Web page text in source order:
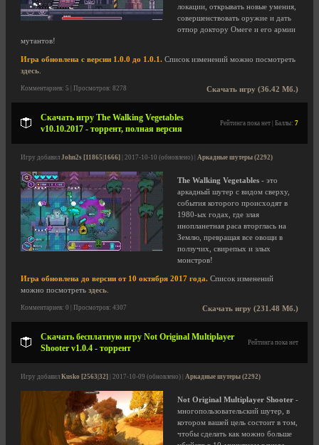
локации, открывать новые умения,
совершенствовать оружие и дать
отпор доктору Омеге и его армии
мутантов!
Игра обновлена с версии 1.0.0 до 1.0.1. Список изменений можно посмотреть
здесь
Скачать игру (36.42 Мб.)
Комментариев: 5 | Просмотров: 8278
Скачать игру The Walking Vegetables
v10.10.2017 - торрент, полная версия
Рейтинга пока нет | Баллы: 7
Игру добавил John2s [11865|1666] | 2017-10-10 (обновлено) | Аркадные шутеры (2292)
The Walking Vegetables - это
аркадный шутер с видом сверху,
события которого происходят в
1980-ых годах, где злая
инопланетная раса вторглась на
Землю, превращая все овощи в
ползучих, свирепых и злых
монстров!
Игра обновлена до версии от 10 октября 2017 года. Список изменений
можно посмотреть здесь
Скачать игру (231.48 Мб.)
Комментариев: 0 | Просмотров: 4307
Скачать бесплатную игру Not Original Multiplayer
Shooter v1.0.4 - торрент
Рейтинга пока нет
Игру добавил Kusko [2563|32] | 2017-10-09 (обновлено) | Аркадные шутеры (2292)
Not Original Multiplayer Shooter -
многопользовательский шутер, в
котором вашей цель состоит в том,
чтобы сделать как можно больше